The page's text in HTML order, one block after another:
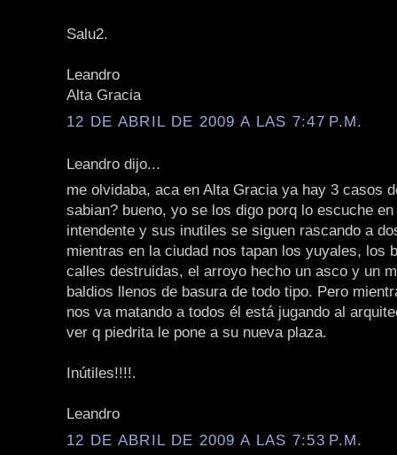
Salu2.
Leandro
Alta Gracia
12 DE ABRIL DE 2009 A LAS 7:47 P.M.
Leandro dijo...
me olvidaba, aca en Alta Gracia ya hay 3 casos
sabian? bueno, yo se los digo porq lo escuche
intendente y sus inutiles se siguen rascando a
mientras en la ciudad nos tapan los yuyales, los
calles destruidas, el arroyo hecho un asco y un
baldios llenos de basura de todo tipo. Pero
nos va matando a todos él está jugando al
ver q piedrita le pone a su nueva plaza.
Inútiles!!!!.
Leandro
12 DE ABRIL DE 2009 A LAS 7:53 P.M.